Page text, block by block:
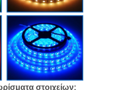
στοιχείων: